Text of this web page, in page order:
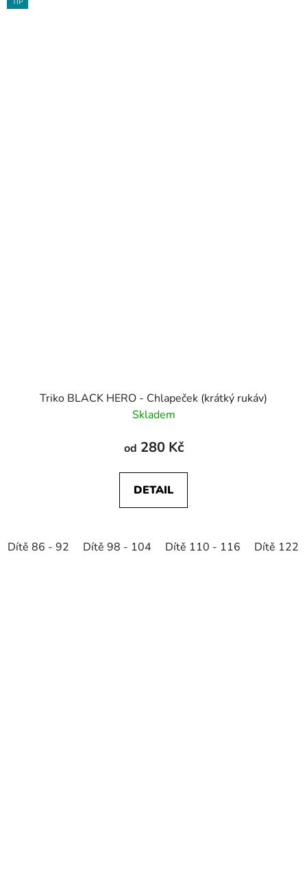
Triko BLACK HERO - Chlapeček (krátký rukáv)
Skladem
od 280 Kč
DETAIL
Dítě 86 - 92 Dítě 98 - 104 Dítě 110 - 116 Dítě 122